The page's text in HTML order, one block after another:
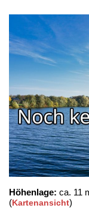
Höhenlage: ca. 11
(Kartenansicht)